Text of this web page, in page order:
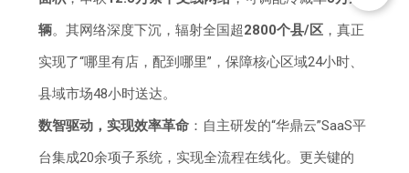
辆。其网络深度下沉，辐射全国超2800个县/区 ，真正
实现了“哪里有店，配到哪里”，保障核心区域24小时、
县域市场48小时送达。
数智驱动，实现效率革命 ：自主研发的“华鼎云”SaaS平
台集成20余项子系统，实现全流程在线化。更关键的